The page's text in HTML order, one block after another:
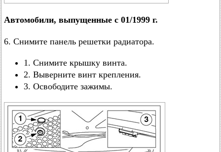
Автомобили, выпущенные с 01/1999 г.
6. Снимите панель решетки радиатора.
1. Снимите крышку винта.
2. Выверните винт крепления.
3. Освободите зажимы.